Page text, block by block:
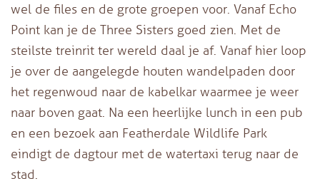
wel de files en de grote groepen voor. Vanaf Echo
Point kan je de Three Sisters goed zien. Met de
steilste treinrit ter wereld daal je af. Vanaf hier loop
je over de aangelegde houten wandelpaden door
het regenwoud naar de kabelkar waarmee je weer
naar boven gaat. Na een heerlijke lunch in een pub
en een bezoek aan Featherdale Wildlife Park
eindigt de dagtour met de watertaxi terug naar de
stad.